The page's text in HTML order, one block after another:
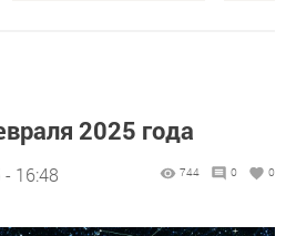
2025 года
16:48 744 0 0